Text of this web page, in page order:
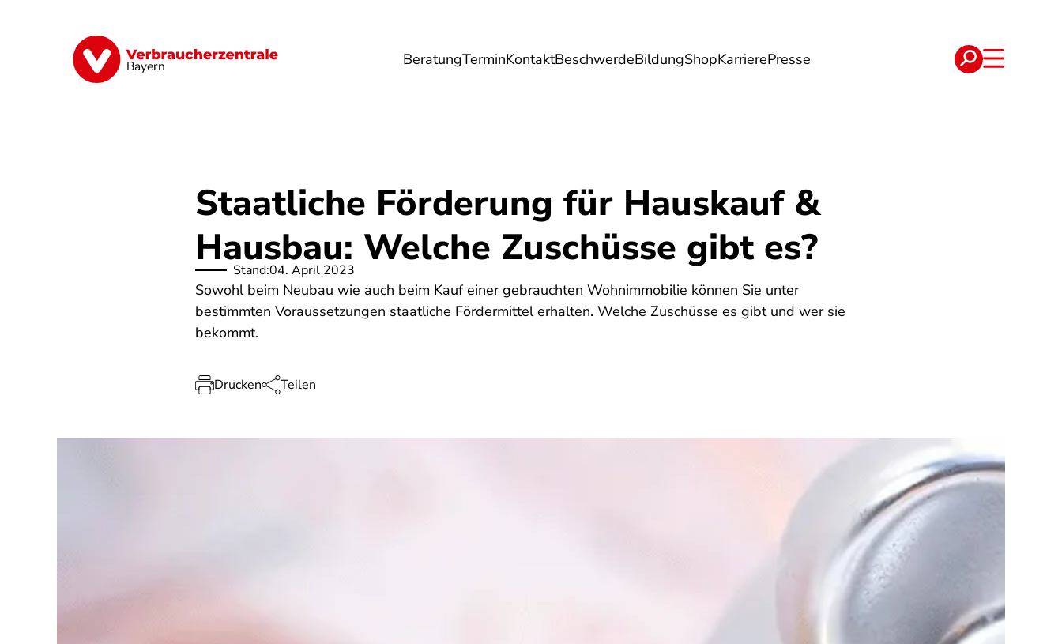
Bayern BeratungTerminKontaktBeschwerdeBildungShopKarrierePresse
Finanzen Digitales Lebensmittel Umwelt Gesundheit Energie Reise Verträge
Staatliche Förderung für Hauskauf &
Hausbau: Welche Zuschüsse gibt es?
Stand:04. April 2023
Sowohl beim Neubau wie auch beim Kauf einer gebrauchten Wohnimmobilie können Sie unter
bestimmten Voraussetzungen staatliche Fördermittel erhalten. Welche Zuschüsse es gibt und wer sie
bekommt.
Drucken Teilen